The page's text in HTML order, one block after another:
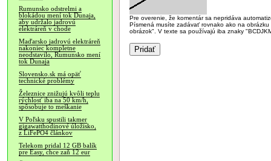
Rumunsko odstrelmi a
blokádou mení tok Dunaja,
aby udržalo jadrovú
elektráreň v chode
Maďarsko jadrovú elektráreň
nakoniec kompletne
neodstavilo, Rumunsko mení
tok Dunaja
Slovensko.sk má opäť
technické problémy
Železnice znižujú kvôli teplu
rýchlosť iba na 50 km/h,
spôsobuje to meškanie
V Poľsku spustili takmer
gigawatthodinové úložisko,
z LiFePO4 článkov
Telekom pridal 12 GB balík
pre Easy, chce zaň 12 eur
Pre overenie, že komentár sa nepridáva
Písmená musíte zadávať rovnako ako na
obrázok". V texte sa používajú iba znaky